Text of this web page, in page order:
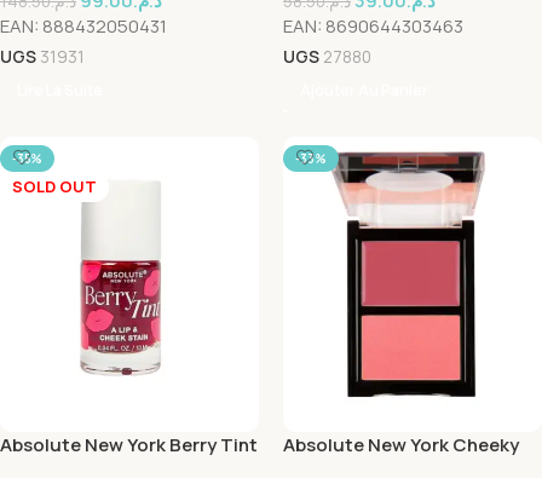
EAN: 888432050431
UGS 31931
EAN: 8690644303463
UGS 27880
-35%
SOLD OUT
Absolute New York Berry Tint
-33%
Absolute New York Cheeky